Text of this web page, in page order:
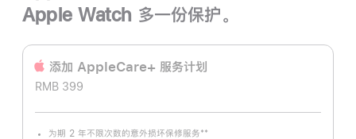
Apple Watch 多一份保护。
添加 AppleCare+ 服务计‍划
RMB 399
为期 2 年不限次数的意外损坏保修服务**